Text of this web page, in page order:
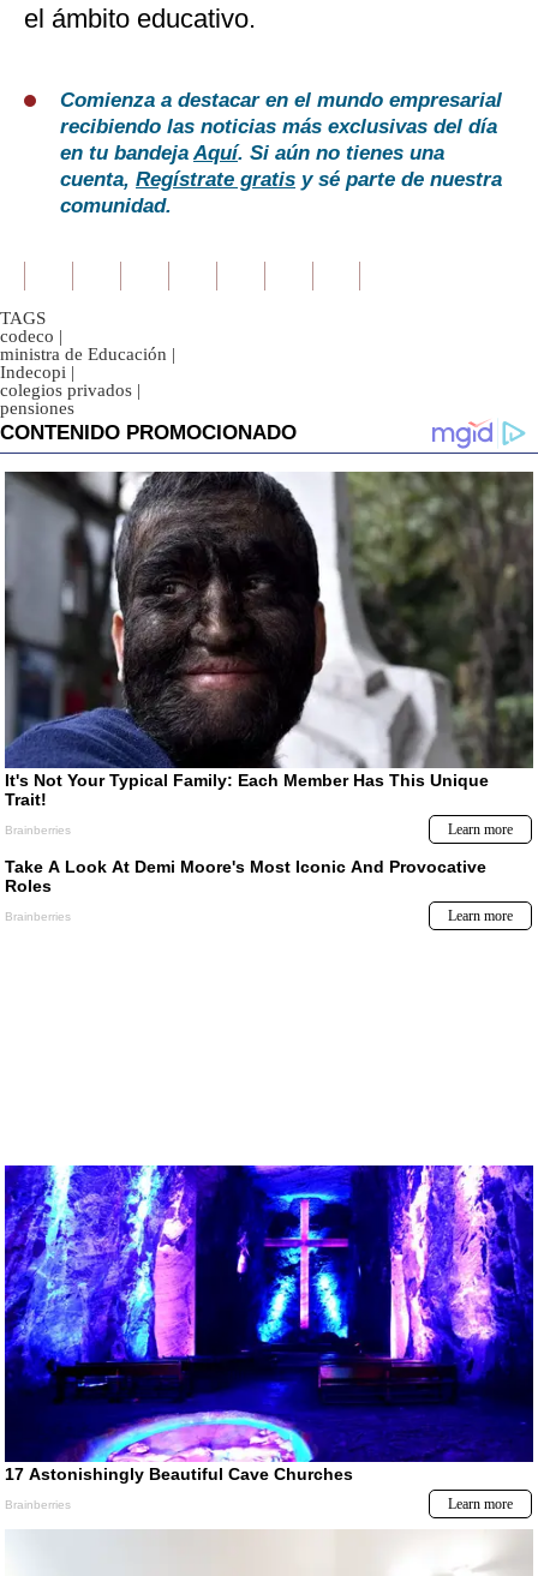
el ámbito educativo.
Comienza a destacar en el mundo empresarial
recibiendo las noticias más exclusivas del día
en tu bandejaAquí. Si aún no tienes una
cuenta, Regístrate gratis y sé parte de nuestra
comunidad.
TAGS
codeco |
ministra de Educación |
Indecopi |
colegios privados |
pensiones